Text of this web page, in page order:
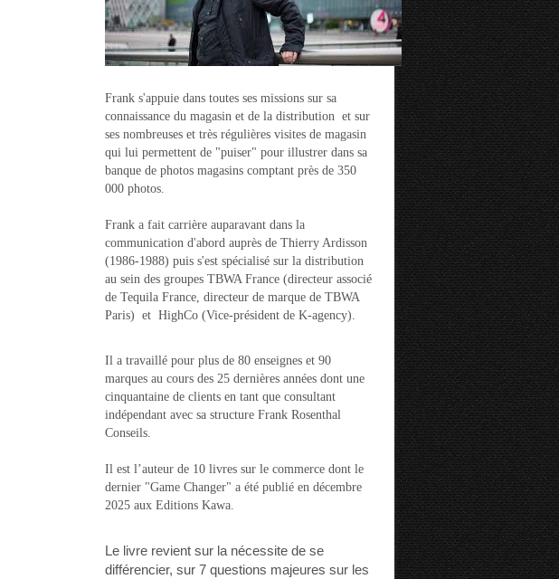
Frank s'appuie dans toutes ses missions sur sa
connaissance du magasin et de la distribution et sur
ses nombreuses et très régulières visites de magasin
qui lui permettent de "puiser" pour illustrer dans sa
banque de photos magasins comptant près de 350
000 photos.
Frank a fait carrière auparavant dans la
communication d'abord auprès de Thierry Ardisson
(1986-1988) puis s'est spécialisé sur la distribution
au sein des groupes TBWA France (directeur associé
de Tequila France, directeur de marque de TBWA
Paris) et HighCo (Vice-président de K-agency).
Il a travaillé pour plus de 80 enseignes et 90
marques au cours des 25 dernières années dont une
cinquantaine de clients en tant que consultant
indépendant avec sa structure Frank Rosenthal
Conseils.
Il est l’auteur de 10 livres sur le commerce dont le
dernier "Game Changer" a été publié en décembre
2025 aux Editions Kawa.
Le livre revient sur la nécessite de se
différencier, sur 7 questions majeures sur les